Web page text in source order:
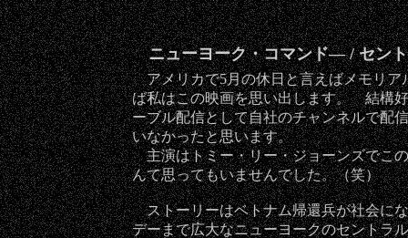
ニューヨーク・コマンド― / セント
アメリカで5月の休日と言えばメモリア
ば私はこの映画を思い出します。 結構
ーブル配信として自社のチャンネルで配
いなかったと思います。
主演はトミー・リー・ジョーンズでこ
んて思ってもいませんでした。（笑）
ストーリーはベトナム帰還兵が社会に
デーまで広大なニューヨークのセントラ